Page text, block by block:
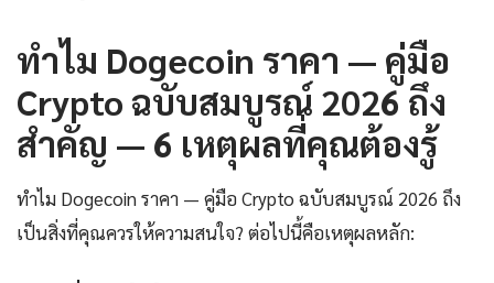
ทำไม Dogecoin ราคา — คู่มือ
Crypto ฉบับสมบูรณ์ 2026 ถึง
สำคัญ — 6 เหตุผลที่คุณต้องรู้
ทำไม Dogecoin ราคา — คู่มือ Crypto ฉบับสมบูรณ์ 2026 ถึง
เป็นสิ่งที่คุณควรให้ความสนใจ? ต่อไปนี้คือเหตุผลหลัก: